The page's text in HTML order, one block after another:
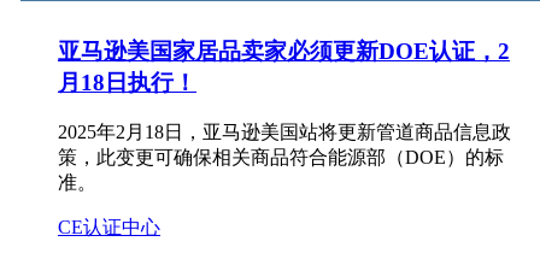
亚马逊美国家居品卖家必须更新DOE认证，2
月18日执行！
2025年2月18日，亚马逊美国站将更新管道商品信息政
策，此变更可确保相关商品符合能源部（DOE）的标
准。
CE认证中心